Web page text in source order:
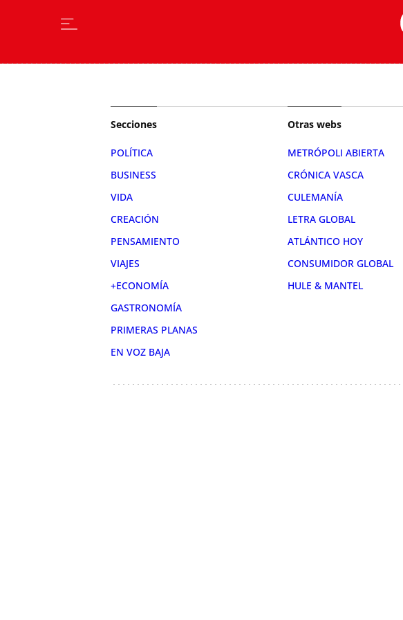
Secciones
POLÍTICA
BUSINESS
VIDA
CREACIÓN
PENSAMIENTO
VIAJES
+ECONOMÍA
GASTRONOMÍA
PRIMERAS PLANAS
EN VOZ BAJA
Otras webs
METRÓPOLI ABIERTA
CRÓNICA VASCA
CULEMANÍA
LETRA GLOBAL
ATLÁNTICO HOY
CONSUMIDOR GLOBAL
HULE & MANTEL